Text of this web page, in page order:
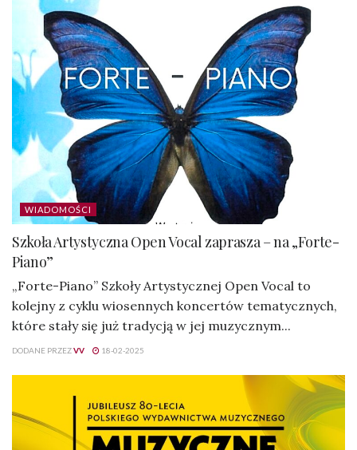
WIADOMOŚCI
Szkoła Artystyczna Open Vocal zaprasza – na „Forte-
Piano”
„Forte-Piano” Szkoły Artystycznej Open Vocal to
kolejny z cyklu wiosennych koncertów tematycznych,
które stały się już tradycją w jej muzycznym...
DODANE PRZEZVV 18-02-2025